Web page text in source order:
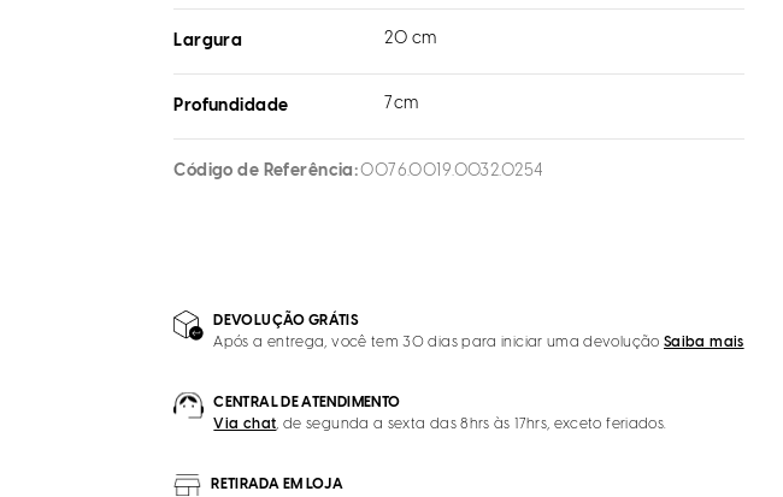
Largura 20 cm
Profundidade 7cm
Código de Referência 0076.0019.0032.0254
DEVOLUÇÃO GRÁTIS
Após a entrega, você tem 30 dias para iniciar uma devolução Saiba mais
CENTRAL DE ATENDIMENTO
Via chat, de segunda a sexta das 8hrs às 17hrs, exceto feriados.
RETIRADA EM LOJA